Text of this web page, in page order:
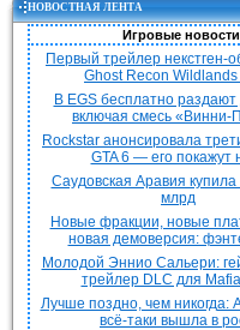
НОВОСТНАЯ ЛЕНТА
Игровые новости
Первый трейлер некстген-
Ghost Recon Wildlands
В EGS бесплатно раздают
включая смесь «Винни-
Rockstar анонсировала
GTA 6 — его покажут
Саудовская Аравия купила
млрд
Новые фракции, новые
новая демоверсия:
Молодой Эннио Сальери:
трейлер DLC для
Лучше поздно, чем никогда:
всё-таки вышла в